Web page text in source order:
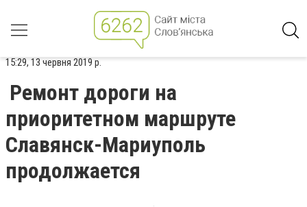
15:29, 13 червня 2019 р.
Ремонт дороги на
приоритетном маршруте
Славянск-Мариуполь
продолжается